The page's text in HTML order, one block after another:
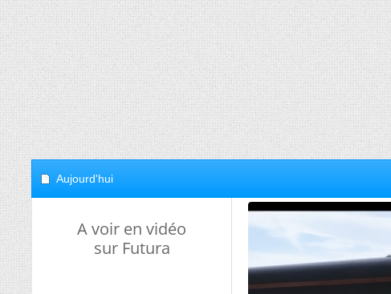
Aujourd'hui
A voir en vidéo
sur Futura